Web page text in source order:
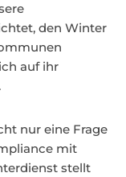
den Winter
auf ihr
nur eine Frage
mit
stellt